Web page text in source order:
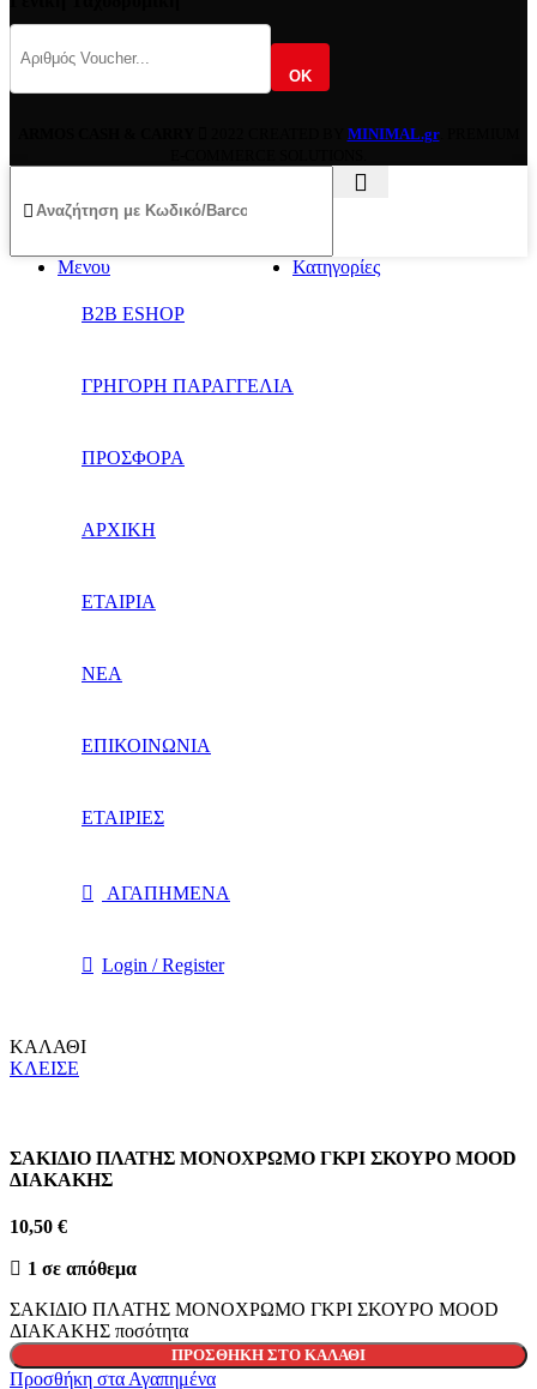
OK
MINIMAL.gr. PREMIUM
Μενου Κατηγορίες
B2B ESHOP
ΓΡΗΓΟΡΗ ΠΑΡΑΓΓΕΛΙΑ
ΠΡΟΣΦΟΡΑ
ΑΡΧΙΚΗ
ΕΤΑΙΡΙΑ
ΝΕΑ
ΕΠΙΚΟΙΝΩΝΙΑ
ΕΤΑΙΡΙΕΣ
ΑΓΑΠΗΜΕΝΑ
Login / Register
ΚΑΛΑΘΙ
ΚΛΕΙΣΕ
ΣΑΚΙΔΙΟ ΠΛΑΤΗΣ ΜΟΝΟΧΡΩΜΟ ΓΚΡΙ ΣΚΟΥΡΟ MOOD
ΔΙΑΚΑΚΗΣ
10,50 €
1 σε απόθεμα
ΣΑΚΙΔΙΟ ΠΛΑΤΗΣ ΜΟΝΟΧΡΩΜΟ ΓΚΡΙ ΣΚΟΥΡΟ MOOD
ΔΙΑΚΑΚΗΣ ποσότητα
ΠΡΟΣΘΉΚΗ ΣΤΟ ΚΑΛΆΘΙ
Προσθήκη στα Αγαπημένα